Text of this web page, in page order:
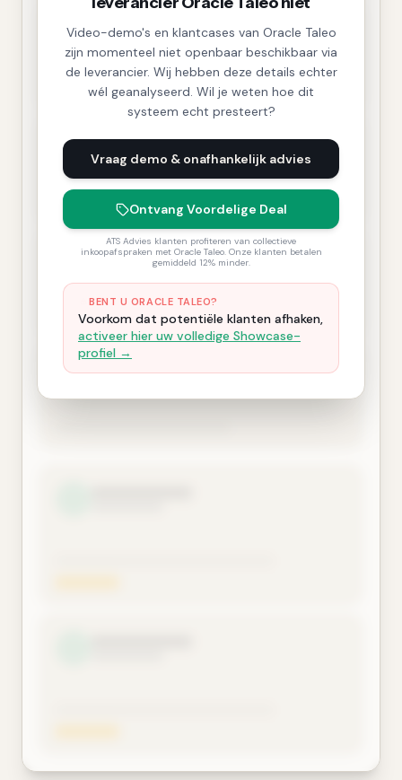
Video-demo's en klantcases van Oracle Taleo
zijn momenteel niet openbaar beschikbaar via
de leverancier. Wij hebben deze details echter
wél geanalyseerd. Wil je weten hoe dit
systeem echt presteert?
Vraag demo & onafhankelijk advies
Ontvang Voordelige Deal
ATS Advies klanten profiteren van collectieve
inkoopafspraken met Oracle Taleo. Onze klanten betalen
gemiddeld 12% minder.
BENT U ORACLE TALEO?
Voorkom dat potentiële klanten afhaken,
activeer hier uw volledige Showcase-
profiel →